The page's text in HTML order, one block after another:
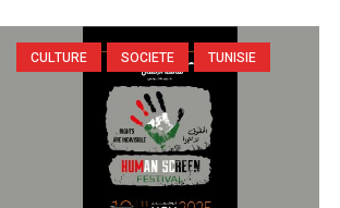
CULTURE SOCIETE TUNISIE